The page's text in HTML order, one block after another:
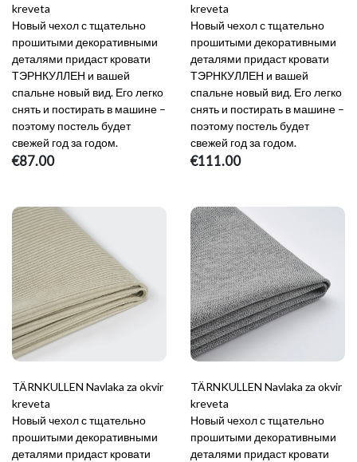
kreveta
Новый чехол с тщательно
прошитыми декоративными
деталями придаст кровати
ТЭРНКУЛЛЕН и вашей
спальне новый вид. Его легко
снять и постирать в машине –
поэтому постель будет
свежей год за годом.
€87.00
kreveta
Новый чехол с тщательно
прошитыми декоративными
деталями придаст кровати
ТЭРНКУЛЛЕН и вашей
спальне новый вид. Его легко
снять и постирать в машине –
поэтому постель будет
свежей год за годом.
€111.00
TÄRNKULLEN Navlaka za okvir
kreveta
Новый чехол с тщательно
прошитыми декоративными
деталями придаст кровати
TÄRNKULLEN Navlaka za okvir
kreveta
Новый чехол с тщательно
прошитыми декоративными
деталями придаст кровати